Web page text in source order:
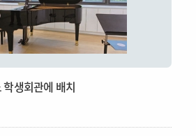
생회관에 배치